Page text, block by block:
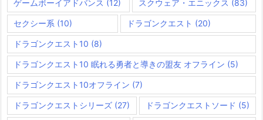
ゲームボーイアドバンス (12) スクウェア・エニックス (83)
セクシー系 (10) ドラゴンクエスト (20)
ドラゴンクエスト10 (8)
ドラゴンクエスト10 眠れる勇者と導きの盟友 オフライン (5)
ドラゴンクエスト10オフライン (7)
ドラゴンクエストシリーズ (27) ドラゴンクエストソード (5)